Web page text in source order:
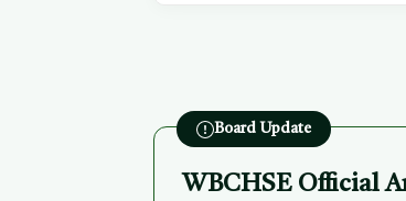
Board Update
WBCHSE Official